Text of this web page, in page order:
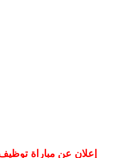
إعلان عن مباراة توظيف